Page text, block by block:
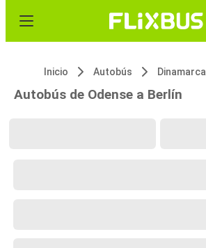
Inicio Autobús Dinamarca
Autobús de Odense a Berlín